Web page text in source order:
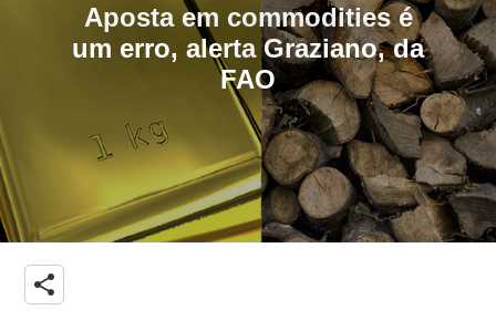
Aposta em commodities é
um erro, alerta Graziano, da
FAO
share